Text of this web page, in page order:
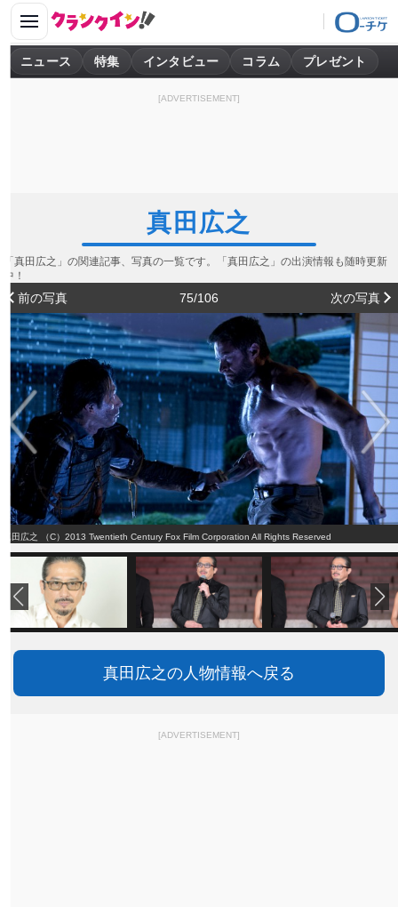
ニュース 特集 インタビュー コラム プレゼント
[ADVERTISEMENT]
真田広之
「真田広之」の関連記事、写真の一覧です。「真田広之」の出演情報も随時更新
中！
前の写真 75/106 次の写真
真田広之 （C）2013 Twentieth Century Fox Film Corporation All Rights Reserved
真田広之の人物情報へ戻る
[ADVERTISEMENT]